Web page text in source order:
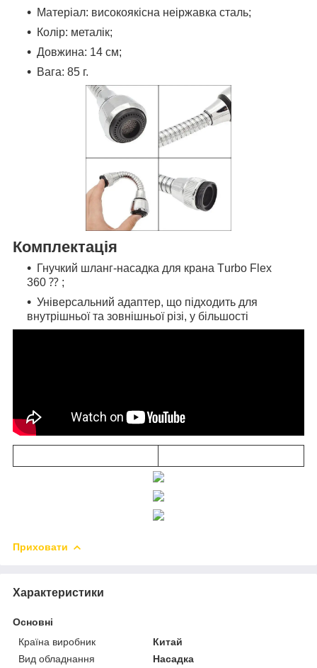
Матеріал: високоякісна неіржавка сталь;
Колір: металік;
Довжина: 14 см;
Вага: 85 г.
Комплектація
Гнучкий шланг-насадка для крана Тurbо Flех
360 ⁇ ;
Універсальний адаптер, що підходить для
внутрішньої та зовнішньої різі, у більшості
Приховати
Характеристики
Основні
Країна виробник
Китай
Вид обладнання
Насадка